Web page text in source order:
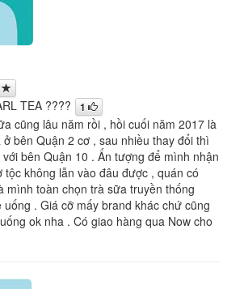
TEA ???? 1
cũng lâu năm rồi , hồi cuối năm 2017 là
ở bên Quận 2 cơ , sau nhiều thay đổi thì
bên Quận 10 . Ấn tượng để mình nhận
tộc không lẫn vào đâu được , quán có
mình toàn chọn trà sữa truyền thống
. Giá cỡ mấy brand khác chứ cũng
ok nha . Có giao hàng qua Now cho